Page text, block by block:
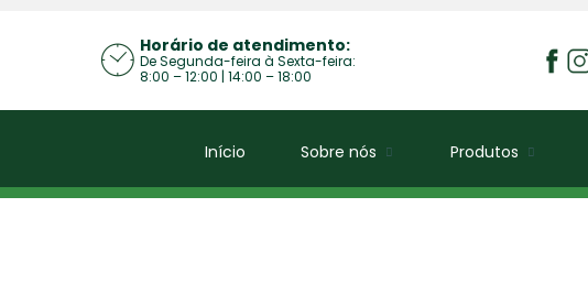
Horário de atendimento:
De Segunda-feira à Sexta-feira:
8:00 – 12:00 | 14:00 – 18:00
Início Sobre nós Produtos